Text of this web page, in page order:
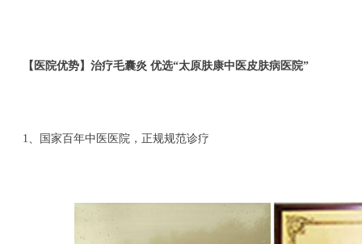
【医院优势】治疗毛囊炎 优选“太原肤康中医皮肤病医院”
1、国家百年中医医院，正规规范诊疗